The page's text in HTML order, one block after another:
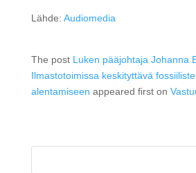
Lähde: Audiomedia
The post Luken pääjohtaja Johanna
Ilmastotoimissa keskityttävä
alentamiseen appeared first on